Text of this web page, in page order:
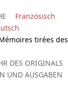
Französisch
tirées
DES ORIGINALS
UND AUSGABEN